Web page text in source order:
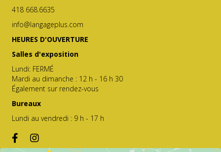
418 668.6635
info@langageplus.com
HEURES D'OUVERTURE
Salles d'exposition
Lundi: FERMÉ
Mardi au dimanche : 12 h - 16 h 30
Également sur rendez-vous
Bureaux
Lundi au vendredi : 9 h - 17 h